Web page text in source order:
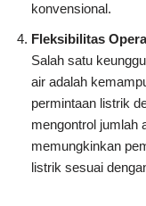
konvensional.
Fleksibilitas
Salah satu
air adalah
permintaan listrik
mengontrol jumlah
memungkinkan
listrik sesuai